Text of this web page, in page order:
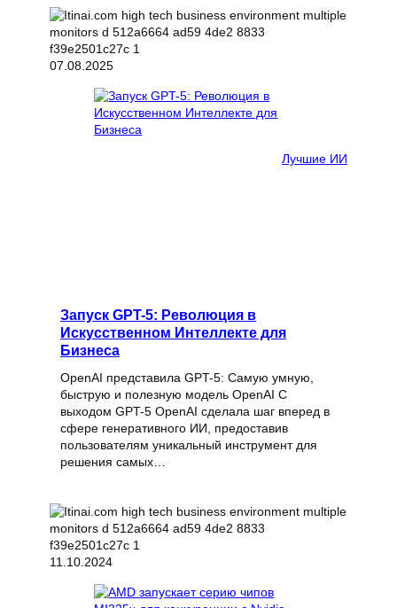
07.08.2025
Лучшие ИИ
Запуск GPT-5: Революция в
Искусственном Интеллекте для
Бизнеса
OpenAI представила GPT-5: Самую умную,
быструю и полезную модель OpenAI С
выходом GPT-5 OpenAI сделала шаг вперед в
сфере генеративного ИИ, предоставив
пользователям уникальный инструмент для
решения самых…
11.10.2024